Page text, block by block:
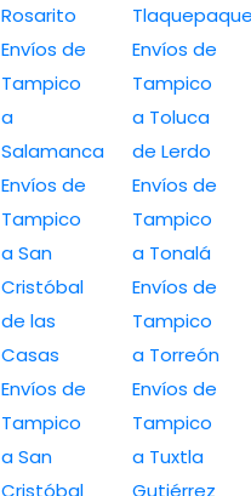
Rosarito
Envíos de
Tampico
a
Salamanca
Envíos de
Tampico
a San
Cristóbal
de las
Casas
Envíos de
Tampico
a San
Cristóbal
Envíos de
Tampico
a Toluca
de Lerdo
Envíos de
Tampico
a Tonalá
Envíos de
Tampico
a Torreón
Envíos de
Tampico
a Tuxtla
Gutiérrez